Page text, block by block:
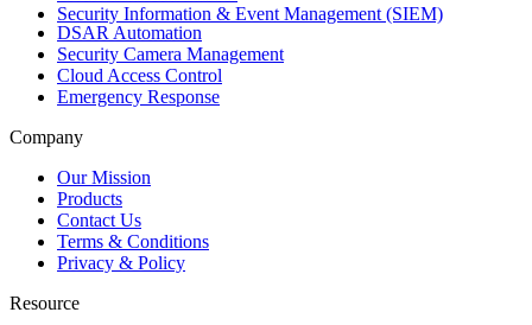
Security Information & Event Management (SIEM)
DSAR Automation
Security Camera Management
Cloud Access Control
Emergency Response
Company
Our Mission
Products
Contact Us
Terms & Conditions
Privacy & Policy
Resource